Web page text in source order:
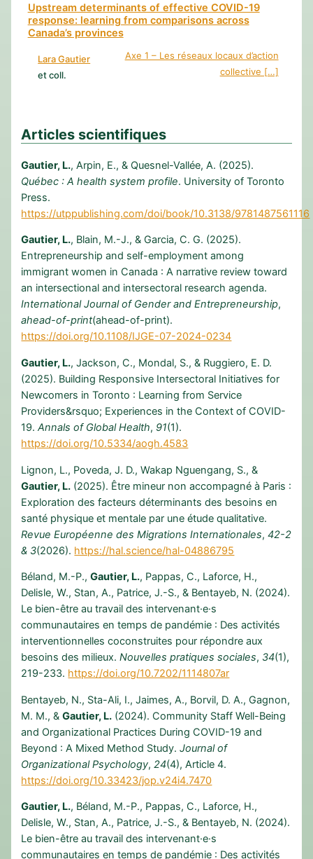
Upstream determinants of effective COVID-19
response: learning from comparisons across
Canada’s provinces
Lara Gautier
et coll.
Axe 1 – Les réseaux locaux d’action
collective […]
Articles scientifiques
Gautier, L., Arpin, E., & Quesnel-Vallée, A. (2025).
Québec : A health system profile. University of Toronto
Press.
https://utppublishing.com/doi/book/10.3138/9781487561116
Gautier, L., Blain, M.-J., & Garcia, C. G. (2025).
Entrepreneurship and self-employment among
immigrant women in Canada : A narrative review toward
an intersectional and intersectoral research agenda.
International Journal of Gender and Entrepreneurship,
ahead-of-print(ahead-of-print).
https://doi.org/10.1108/IJGE-07-2024-0234
Gautier, L., Jackson, C., Mondal, S., & Ruggiero, E. D.
(2025). Building Responsive Intersectoral Initiatives for
Newcomers in Toronto : Learning from Service
Providers&rsquo; Experiences in the Context of COVID-
19.Annals of Global Health, 91(1).
https://doi.org/10.5334/aogh.4583
Lignon, L., Poveda, J. D., Wakap Nguengang, S., &
Gautier, L. (2025). Être mineur non accompagné à Paris :
Exploration des facteurs déterminants des besoins en
santé physique et mentale par une étude qualitative.
Revue Européenne des Migrations Internationales,42-2
& 3(2026). https://hal.science/hal-04886795
Béland, M.-P.,Gautier, L., Pappas, C., Laforce, H.,
Delisle, W., Stan, A., Patrice, J.-S., & Bentayeb, N. (2024).
Le bien-être au travail des intervenant·e·s
communautaires en temps de pandémie : Des activités
interventionnelles coconstruites pour répondre aux
besoins des milieux.Nouvelles pratiques sociales, 34(1),
219-233. https://doi.org/10.7202/1114807ar
Bentayeb, N., Sta-Ali, I., Jaimes, A., Borvil, D. A., Gagnon,
M. M., &Gautier, L. (2024). Community Staff Well-Being
and Organizational Practices During COVID-19 and
Beyond : A Mixed Method Study.Journal of
Organizational Psychology,24(4), Article 4.
https://doi.org/10.33423/jop.v24i4.7470
Gautier, L., Béland, M.-P., Pappas, C., Laforce, H.,
Delisle, W., Stan, A., Patrice, J.-S., & Bentayeb, N. (2024).
Le bien-être au travail des intervenant·e·s
communautaires en temps de pandémie : Des activités